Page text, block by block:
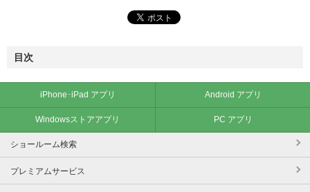
目次
iPhone･iPad アプリ Android アプリ
Windowsストアアプリ PC アプリ
ショールーム検索
プレミアムサービス